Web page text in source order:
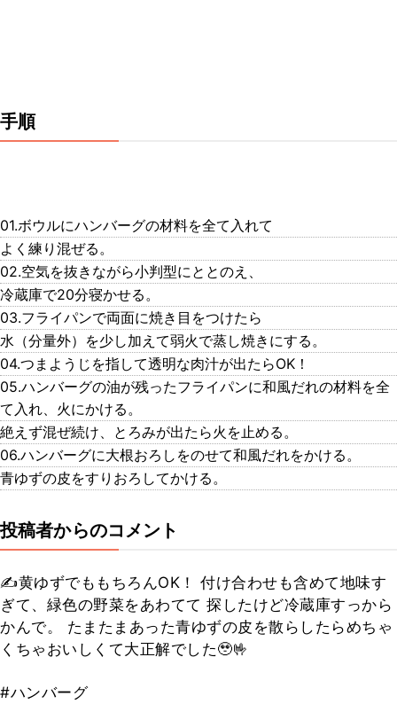
手順
01.ボウルにハンバーグの材料を全て入れて
よく練り混ぜる。
02.空気を抜きながら小判型にととのえ、
冷蔵庫で20分寝かせる。
03.フライパンで両面に焼き目をつけたら
水（分量外）を少し加えて弱火で蒸し焼きにする。
04.つまようじを指して透明な肉汁が出たらOK！
05.ハンバーグの油が残ったフライパンに和風だれの材料を全
て入れ、火にかける。
絶えず混ぜ続け、とろみが出たら火を止める。
06.ハンバーグに大根おろしをのせて和風だれをかける。
青ゆずの皮をすりおろしてかける。
投稿者からのコメント
✍️黄ゆずでももちろんOK！ 付け合わせも含めて地味す
ぎて、緑色の野菜をあわてて 探したけど冷蔵庫すっから
かんで。 たまたまあった青ゆずの皮を散らしたらめちゃ
くちゃおいしくて大正解でした🥹🤟
#ハンバーグ